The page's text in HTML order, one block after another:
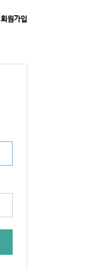
회원가입